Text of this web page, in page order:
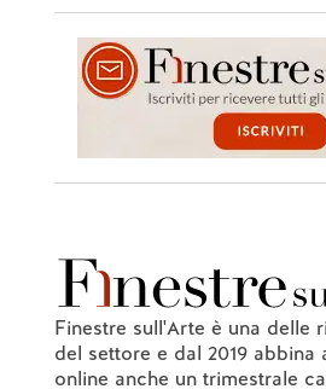
Finestre sull'Arte è una delle
del settore e dal 2019 abbina
online anche un trimestrale